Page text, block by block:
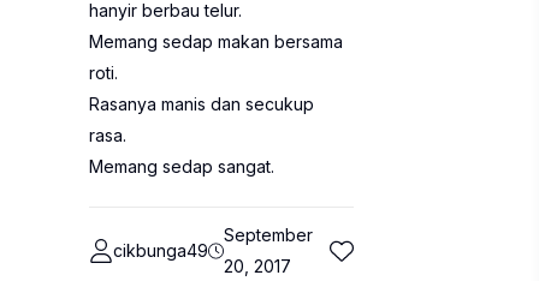
hanyir berbau telur.
Memang sedap makan bersama
roti.
Rasanya manis dan secukup
rasa.
Memang sedap sangat.
cikbunga49
September
20, 2017